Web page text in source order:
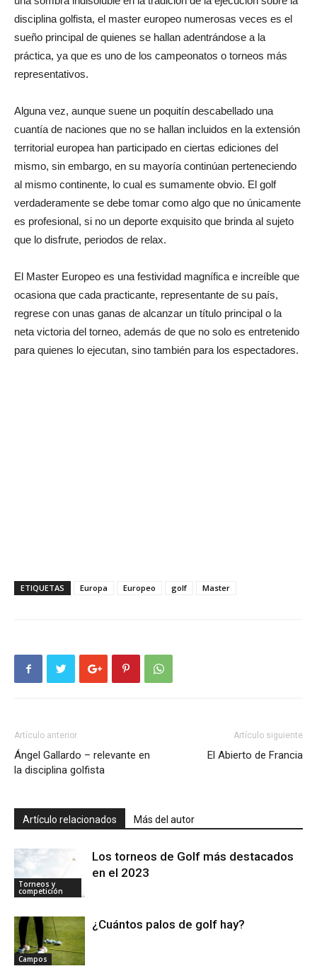
disciplina golfista, el master europeo numerosas veces es el
sueño principal de quienes se hallan adentrándose a la
práctica, ya que es uno de los campeonatos o torneos más
representativos.
Alguna vez, aunque suene un poquitín descabellado una
cuantía de naciones que no se hallan incluidos en la extensión
territorial europea han participado en ciertas ediciones del
mismo, sin embargo, en su mayoría continúan perteneciendo
al mismo continente, lo cual es sumamente obvio. El golf
verdaderamente se debe tomar como algo que no únicamente
es profesional, si no un deporte exquisito que brinda al sujeto
que lo disfrute, periodos de relax.
El Master Europeo es una festividad magnífica e increíble que
ocasiona que cada practicante, representante de su país,
regrese con unas ganas de alcanzar un título principal o la
neta victoria del torneo, además de que no solo es entretenido
para quienes lo ejecutan, sino también para los espectadores.
ETIQUETAS Europa Europeo golf Master
Artículo anterior
Ángel Gallardo – relevante en
la disciplina golfista
Artículo siguiente
El Abierto de Francia
Artículo relacionados Más del autor
Torneos y
competición
Los torneos de Golf más destacados
en el 2023
Campos
¿Cuántos palos de golf hay?